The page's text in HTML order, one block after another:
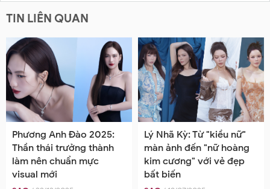
TIN LIÊN QUAN
Phương Anh Đào 2025:
Thần thái trưởng thành
làm nên chuẩn mực
visual mới
Lý Nhã Kỳ: Từ "kiều nữ"
màn ảnh đến "nữ hoàng
kim cương" với vẻ đẹp
bất biến